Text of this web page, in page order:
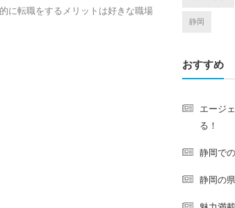
に転職をするメリットは好きな職場
静岡
おすすめ
エージ
る！
静岡で
静岡の